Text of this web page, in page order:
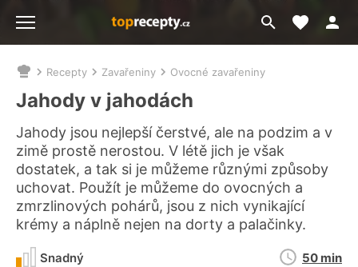
Přejít
na
Moje
Nacházíte
se
zde:
Recepty Zavařeniny Ovocné zavařeniny
Jahody v jahodách
Jahody jsou nejlepší čerstvé, ale na podzim a v
zimě prostě nerostou. V létě jich je však
dostatek, a tak si je můžeme různými způsoby
uchovat. Použít je můžeme do ovocných a
zmrzlinových pohárů, jsou z nich vynikající
krémy a náplně nejen na dorty a palačinky.
Snadný
Doba
50 min